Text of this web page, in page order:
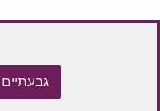
גבעתיים